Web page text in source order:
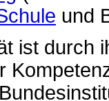
und
ist durch